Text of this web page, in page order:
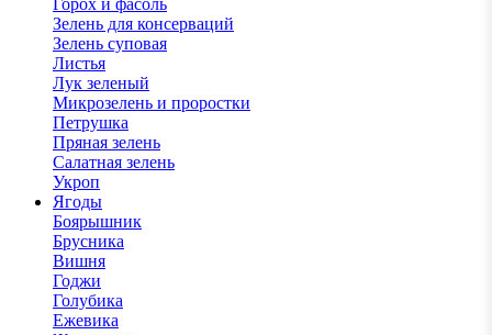
Горох и фасоль
Зелень для консерваций
Зелень суповая
Листья
Лук зеленый
Микрозелень и проростки
Петрушка
Пряная зелень
Салатная зелень
Укроп
Ягоды
Боярышник
Брусника
Вишня
Годжи
Голубика
Ежевика